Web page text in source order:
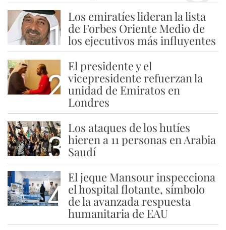
1
Los emiratíes lideran la lista
de Forbes Oriente Medio de
los ejecutivos más influyentes
2
El presidente y el
vicepresidente refuerzan la
unidad de Emiratos en
Londres
3
Los ataques de los hutíes
hieren a 11 personas en Arabia
Saudí
4
El jeque Mansour inspecciona
el hospital flotante, símbolo
de la avanzada respuesta
humanitaria de EAU